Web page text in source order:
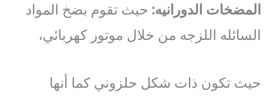
المضخات الدورانيه: حيث تقوم بضخ المواد
السائله اللزجه من خلال موتور كهربائي،
حيث تكون ذات شكل حلزوني كما أنها